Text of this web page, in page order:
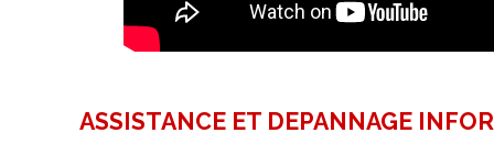
ASSISTANCE ET DEPANNAGE